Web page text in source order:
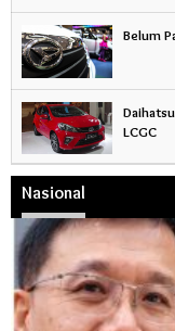
Belum
LCGC
Nasional